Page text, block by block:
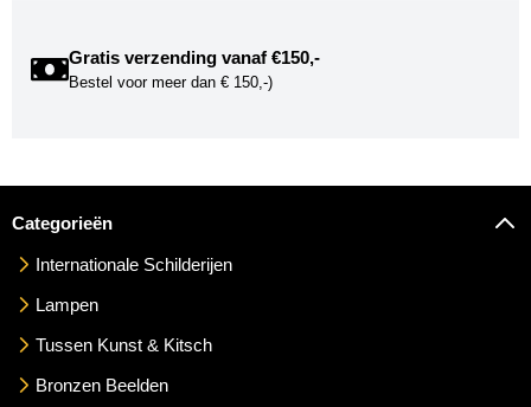
Gratis verzending vanaf €150,-
Bestel voor meer dan € 150,-)
Categorieën
Internationale Schilderijen
Lampen
Tussen Kunst & Kitsch
Bronzen Beelden